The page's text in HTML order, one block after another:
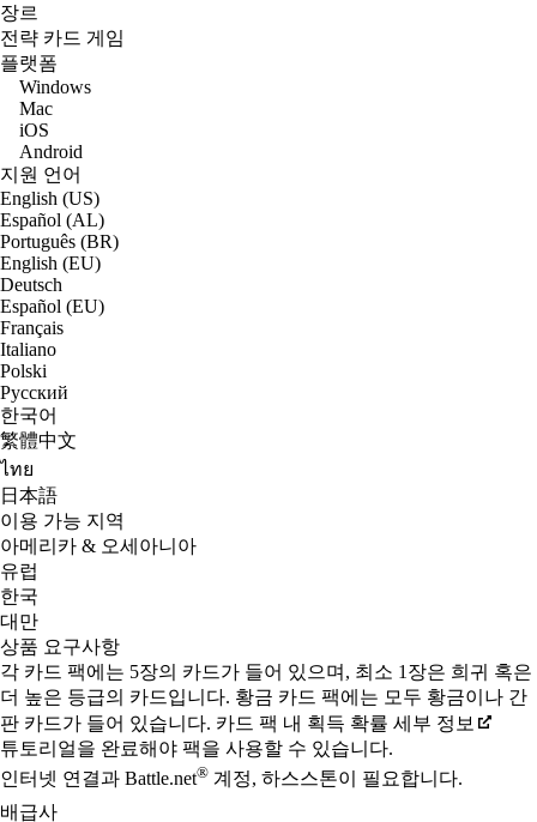
장르
전략 카드 게임
플랫폼
Windows
Mac
iOS
Android
지원 언어
English (US)
Español (AL)
Português (BR)
English (EU)
Deutsch
Español (EU)
Français
Italiano
Polski
Русский
한국어
繁體中文
ไทย
日本語
이용 가능 지역
아메리카 & 오세아니아
유럽
한국
대만
상품 요구사항
각 카드 팩에는 5장의 카드가 들어 있으며, 최소 1장은 희귀 혹은
더 높은 등급의 카드입니다. 황금 카드 팩에는 모두 황금이나 간
판 카드가 들어 있습니다. 카드 팩 내 획득 확률 세부 정보
튜토리얼을 완료해야 팩을 사용할 수 있습니다.
인터넷 연결과 Battle.net® 계정, 하스스톤이 필요합니다.
배급사